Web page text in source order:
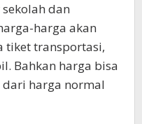
dan
harga akan
tiket transportasi,
Bahkan harga bisa
dari harga normal